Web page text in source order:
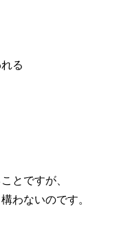
る
とですが、
わないのです。